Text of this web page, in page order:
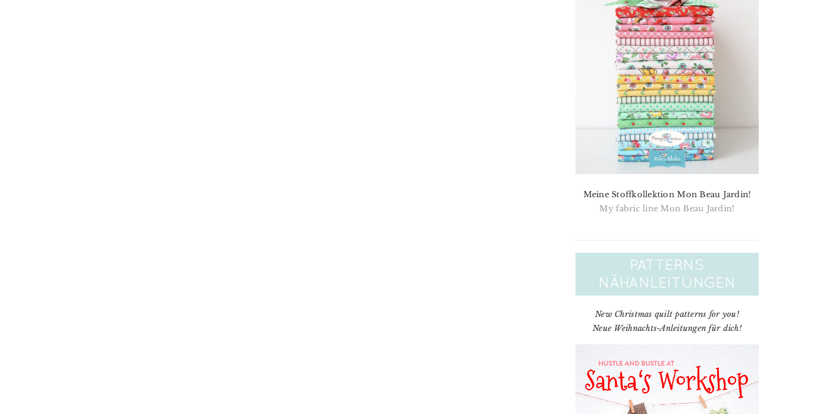
Meine Stoffkollektion Mon Beau Jardin!
My fabric line Mon Beau Jardin!
New Christmas quilt patterns for you!
Neue Weihnachts-Anleitungen für dich!